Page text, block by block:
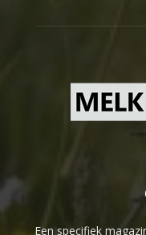
Een specifiek